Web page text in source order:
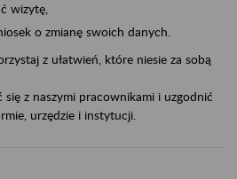
wizytę,
o zmianę swoich danych.
z ułatwień, które niesie za sobą
z naszymi pracownikami i uzgodnić
urzędzie i instytucji.